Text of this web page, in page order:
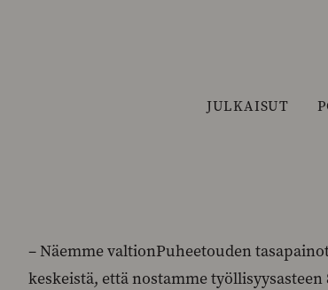
JULKAISUT
– Näemme valtionPuheetouden
keskeistä, että nostamme